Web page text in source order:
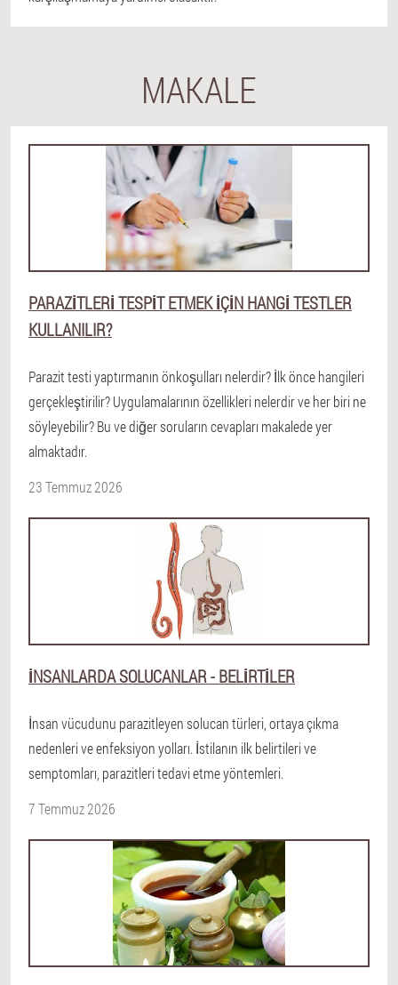
MAKALE
PARAZITLERI TESPIT ETMEK IÇIN HANGI TESTLER
KULLANILIR?
Parazit testi yaptırmanın önkoşulları nelerdir? İlk önce hangileri
gerçekleştirilir? Uygulamalarının özellikleri nelerdir ve her biri ne
söyleyebilir? Bu ve diğer soruların cevapları makalede yer
almaktadır.
23 Temmuz 2026
İNSANLARDA SOLUCANLAR - BELIRTILER
İnsan vücudunu parazitleyen solucan türleri, ortaya çıkma
nedenleri ve enfeksiyon yolları. İstilanın ilk belirtileri ve
semptomları, parazitleri tedavi etme yöntemleri.
7 Temmuz 2026